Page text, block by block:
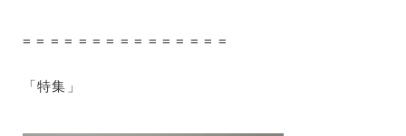
= = = = = = = = = = = = = = =
「特集」